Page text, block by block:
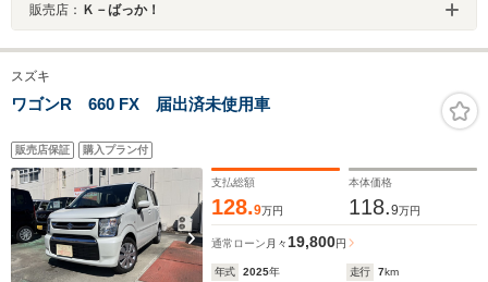
販売店： Ｋ－ばっか！
スズキ
ワゴンR 660 FX 届出済未使用車
販売店保証 購入プラン付
支払総額
128.9万円
本体価格
118.9万円
通常ローン 月々 19,800円
年式 2025年 走行 7km